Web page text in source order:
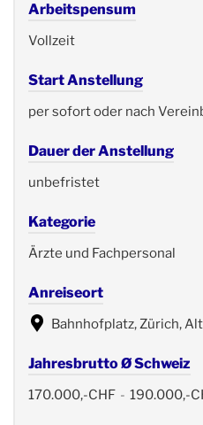
Arbeitspensum
Vollzeit
Start Anstellung
per sofort oder nach
Dauer der Anstellung
unbefristet
Kategorie
Ärzte und Fachpersonal
Anreiseort
Bahnhofplatz, Zürich,
Jahresbrutto Ø Schweiz
170.000,-CHF - 190.000,-